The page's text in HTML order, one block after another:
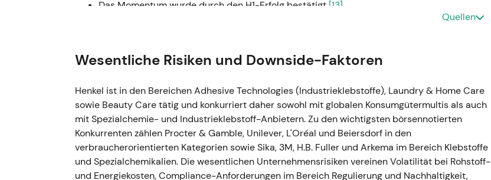
Das Momentum wurde durch den H1-Erfolg bestätigt [13]
Management kündigte die Zusammenführung von Laundry & Home Care und Beauty
Care zur neuen Plattform Consumer Brands an[53]
Der Markt wertete den Schritt als Portfoliovereinfachung mit dem Ziel, Skaleneffekte zu
heben und das Premiumsegment zu stärken — ein struktureller Hebel für höheres
nachhaltiges Wachstum gegenüber den bisherigen Zielen[53]
Konstruktives Umfeld mit Potenzial zur strategischen Neubewertung[53]
Februar 2022 – Veröffentlichung der Jahresergebnisse 2021
Quellen
Wesentliche Risiken und Downside-Faktoren
Henkel ist in den Bereichen Adhesive Technologies (Industrieklebstoffe), Laundry & Home Care
sowie Beauty Care tätig und konkurriert daher sowohl mit globalen Konsumgütermultis als auch
mit Spezialchemie- und Industrieklebstoff-Anbietern. Zu den wichtigsten börsennotierten
Konkurrenten zählen Procter & Gamble, Unilever, L'Oréal und Beiersdorf in den
verbraucherorientierten Kategorien sowie Sika, 3M, H.B. Fuller und Arkema im Bereich Klebstoffe
und Spezialchemikalien. Die wesentlichen Unternehmensrisiken vereinen Volatilität bei Rohstoff-
und Energiekosten, Compliance-Anforderungen im Bereich Regulierung und Nachhaltigkeit,